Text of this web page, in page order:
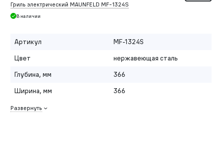
Гриль электрический MAUNFELD MF-1324S
В наличии
Артикул
MF-1324S
Цвет
нержавеющая сталь
Глубина, мм
366
Ширина, мм
366
Развернуть